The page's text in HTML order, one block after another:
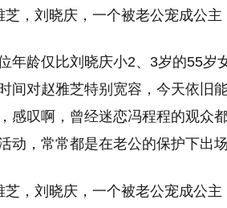
年龄仅比刘晓庆小2、3岁的55岁
间对赵雅芝特别宽容，今天依旧
感叹啊，曾经迷恋冯程程的观众
动，常常都是在老公的保护下出场